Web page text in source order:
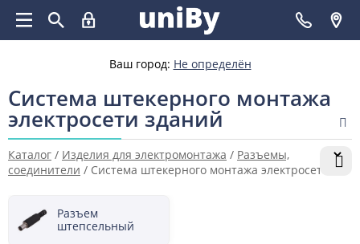
Ваш город: Не определён
Система штекерного монтажа
электросети зданий
Каталог / Изделия для электромонтажа / Разъемы,
соединители / Система штекерного монтажа электросети
Разъем
штепсельный